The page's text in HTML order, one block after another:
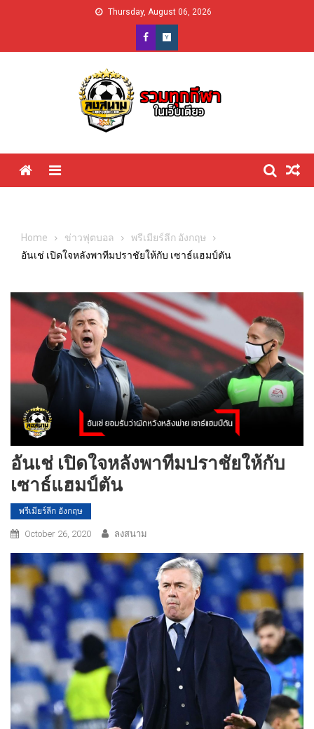
Thursday, August 06, 2026
Menu
Home ข่าวฟุตบอล
พรีเมียร์ลีก อังกฤษ
อันเช่ เปิดใจหลังพาทีมปราชัยให้กับ เซาธ์แฮมป์ตัน
อันเช่ เปิดใจหลังพาทีมปราชัยให้กับ
เซาธ์แฮมป์ตัน
พรีเมียร์ลีก อังกฤษ
October 26, 2020 ลงสนาม